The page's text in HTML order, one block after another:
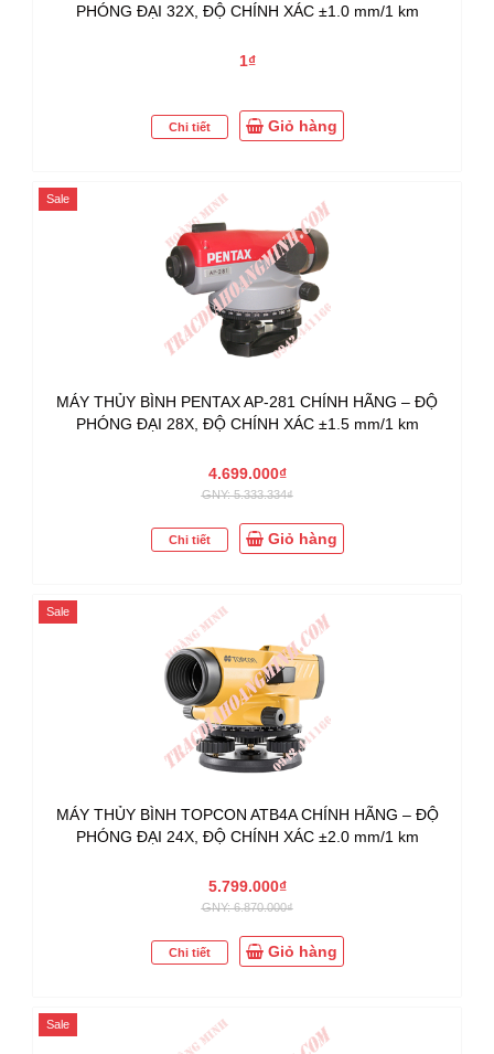
PHÓNG ĐẠI 32X, ĐỘ CHÍNH XÁC ±1.0 mm/1 km
1₫
Chi tiết Giỏ hàng
Sale
MÁY THỦY BÌNH PENTAX AP-281 CHÍNH HÃNG – ĐỘ
PHÓNG ĐẠI 28X, ĐỘ CHÍNH XÁC ±1.5 mm/1 km
4.699.000₫
GNY: 5.333.334₫
Chi tiết Giỏ hàng
Sale
MÁY THỦY BÌNH TOPCON ATB4A CHÍNH HÃNG – ĐỘ
PHÓNG ĐẠI 24X, ĐỘ CHÍNH XÁC ±2.0 mm/1 km
5.799.000₫
GNY: 6.870.000₫
Chi tiết Giỏ hàng
Sale